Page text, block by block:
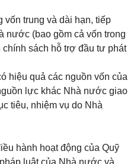
vốn trung và dài hạn, tiếp
nước (bao gồm cả vốn trong
sách hỗ trợ đầu tư phát
hiệu quả các nguồn vốn của
lực khác Nhà nước giao
tiêu, nhiệm vụ do Nhà
hành hoạt động của Quỹ